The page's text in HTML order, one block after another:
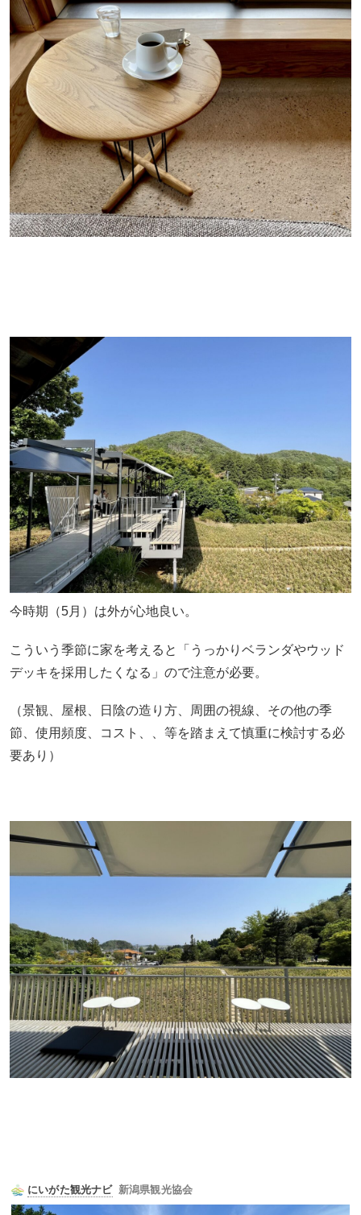
今時期（5月）は外が心地良い。
こういう季節に家を考えると「うっかりベランダやウッド
デッキを採用したくなる」ので注意が必要。
（景観、屋根、日陰の造り方、周囲の視線、その他の季
節、使用頻度、コスト、、等を踏まえて慎重に検討する必
要あり）